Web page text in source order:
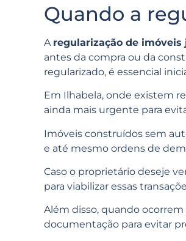
Quando a
A regularização de
antes da compra ou da
regularizado, é essencial
Em Ilhabela, onde existem
ainda mais urgente para
Imóveis construídos sem
e até mesmo ordens de
Caso o proprietário deseje
para viabilizar essas
Além disso, quando
documentação para evitar